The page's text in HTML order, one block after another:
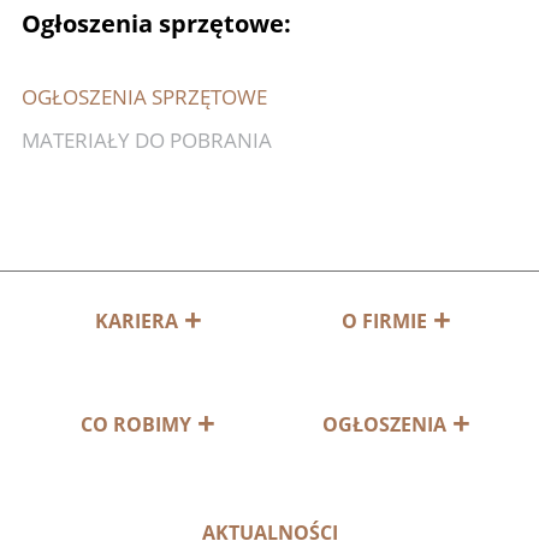
Ogłoszenia sprzętowe:
OGŁOSZENIA SPRZĘTOWE
MATERIAŁY DO POBRANIA
KARIERA O FIRMIE
CO ROBIMY OGŁOSZENIA
AKTUALNOŚCI